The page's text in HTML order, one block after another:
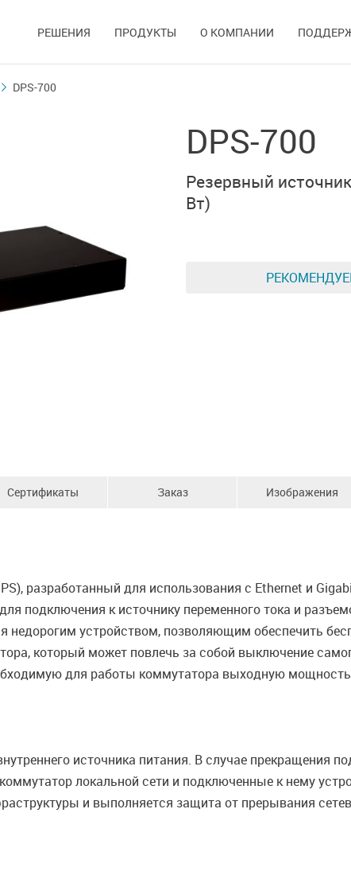
РЕШЕНИЯ ПРОДУКТЫ О КОМПАНИИ
DPS-700
DPS-700
Резервный
Вт)
Сертификаты Заказ Изображения
разработанный для использования с Ethernet и
подключения к источнику переменного тока и
недорогим устройством, позволяющим обеспечить
который может повлечь за собой выключение
для работы коммутатора выходную
источника питания. В случае прекращения
локальной сети и подключенные к нему
и выполняется защита от прерывания